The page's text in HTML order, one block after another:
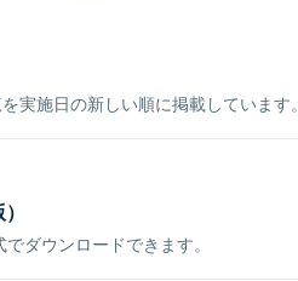
実施日の新しい順に掲載しています。
ダウンロードできます。